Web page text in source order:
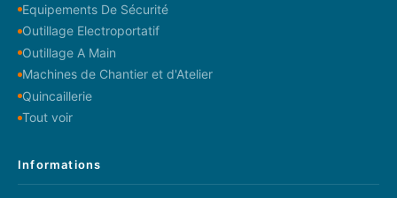
Equipements De Sécurité
Outillage Electroportatif
Outillage A Main
Machines de Chantier et d'Atelier
Quincaillerie
Tout voir
Informations